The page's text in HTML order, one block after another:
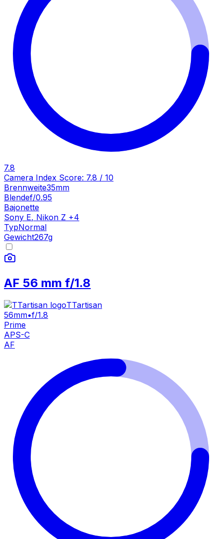
7.8
Camera Index Score: 7.8 / 10
Brennweite35mm
Blendef/0.95
Bajonette
Sony E, Nikon Z +4
TypNormal
Gewicht267g
AF 56 mm f/1.8
TTartisan
56mm•f/1.8
Prime
APS-C
AF